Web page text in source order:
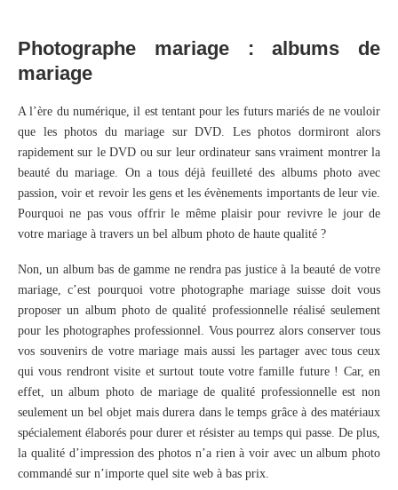
Photographe mariage : albums de
mariage
A l’ère du numérique, il est tentant pour les futurs mariés de ne vouloir
que les photos du mariage sur DVD. Les photos dormiront alors
rapidement sur le DVD ou sur leur ordinateur sans vraiment montrer la
beauté du mariage. On a tous déjà feuilleté des albums photo avec
passion, voir et revoir les gens et les évènements importants de leur vie.
Pourquoi ne pas vous offrir le même plaisir pour revivre le jour de
votre mariage à travers un bel album photo de haute qualité ?
Non, un album bas de gamme ne rendra pas justice à la beauté de votre
mariage, c’est pourquoi votre photographe mariage suisse doit vous
proposer un album photo de qualité professionnelle réalisé seulement
pour les photographes professionnel. Vous pourrez alors conserver tous
vos souvenirs de votre mariage mais aussi les partager avec tous ceux
qui vous rendront visite et surtout toute votre famille future ! Car, en
effet, un album photo de mariage de qualité professionnelle est non
seulement un bel objet mais durera dans le temps grâce à des matériaux
spécialement élaborés pour durer et résister au temps qui passe. De plus,
la qualité d’impression des photos n’a rien à voir avec un album photo
commandé sur n’importe quel site web à bas prix.